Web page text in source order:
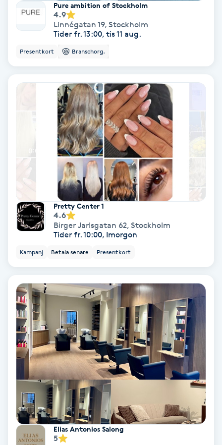
Personlig tränare
Picolaser
Pigmentbehandling
Pigmentfläckar
Plastikkirurgi
Powder brows
Power Yoga
Psoriasis
Radiofrekvens
Rakning
Reflexologi
Pure ambition of Stockholm
4.9
Linnégatan 19, Stockholm
Tider fr. 13:00, tis 11 aug.
Presentkort Branschorg.
Pretty Center 1
4.6
Birger Jarlsgatan 62, Stockholm
Tider fr. 10:00, Imorgon
Kampanj Betala senare Presentkort
Elias Antonios Salong
5